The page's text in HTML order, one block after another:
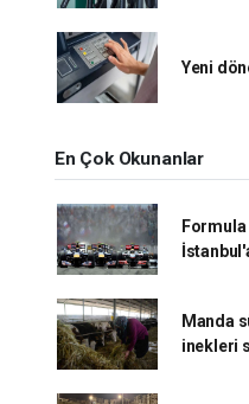
Yeni
En Çok Okunanlar
Manda
inekleri